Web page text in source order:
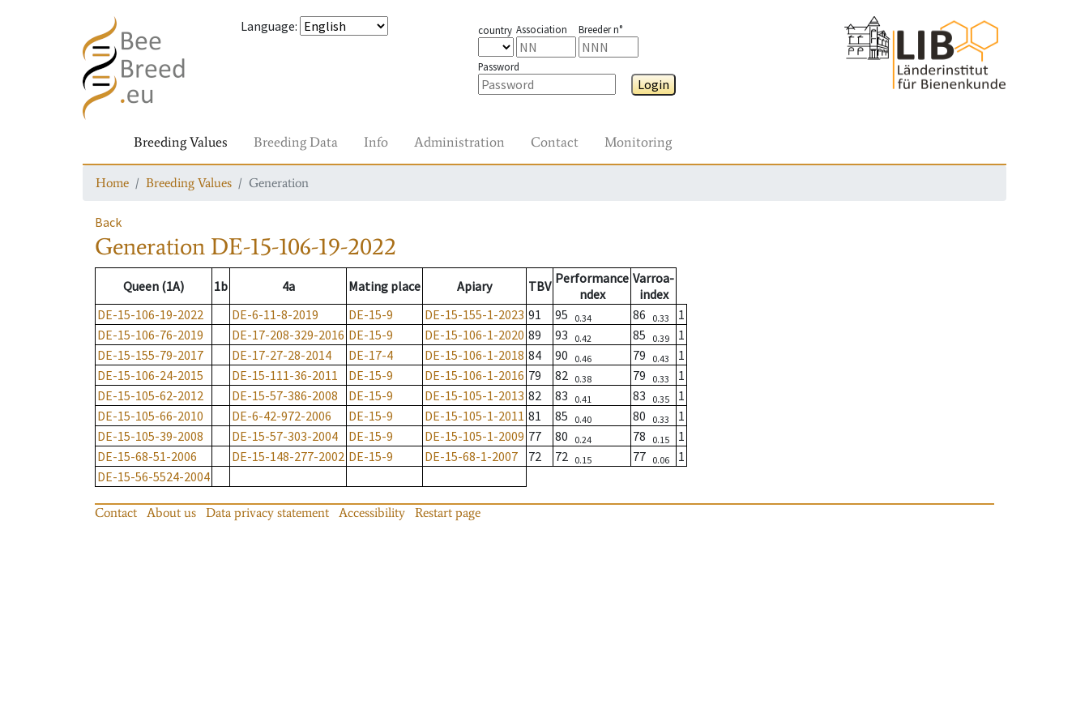
Language: country Association Breeder n°
Password
Login
Breeding Values Breeding Data Info Administration Contact Monitoring
Home Breeding Values Generation
Back
Generation DE-15-106-19-2022
Queen (1A) 1b 4a Mating place Apiary TBV Performance
ndex
Varroa-
index
DE-15-106-19-2022
DE-6-11-8-2019 DE-15-9 DE-15-155-1-2023 91 95 0.34 86 0.33
1
DE-15-106-76-2019
DE-17-208-329-2016 DE-15-9 DE-15-106-1-2020 89 93 0.42 85 0.39
1
DE-15-155-79-2017
DE-17-27-28-2014 DE-17-4 DE-15-106-1-2018 84 90 0.46 79 0.43
1
DE-15-106-24-2015
DE-15-111-36-2011 DE-15-9 DE-15-106-1-2016 79 82 0.38 79 0.33
1
DE-15-105-62-2012
DE-15-57-386-2008 DE-15-9 DE-15-105-1-2013 82 83 0.41 83 0.35
1
DE-15-105-66-2010
DE-6-42-972-2006 DE-15-9 DE-15-105-1-2011 81 85 0.40 80 0.33
1
DE-15-105-39-2008
DE-15-57-303-2004 DE-15-9 DE-15-105-1-2009 77 80 0.24 78 0.15
1
DE-15-68-51-2006
DE-15-148-277-2002 DE-15-9 DE-15-68-1-2007 72 72 0.15 77 0.06
1
DE-15-56-5524-2004
Contact About us Data privacy statement Accessibility Restart page